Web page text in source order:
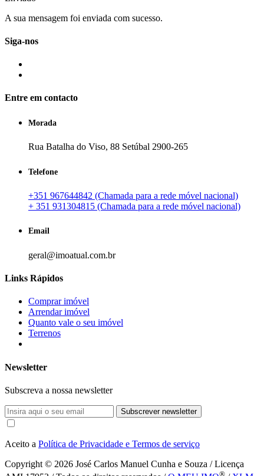
A sua mensagem foi enviada com sucesso.
Siga-nos
Entre em contacto
Morada
Rua Batalha do Viso, 88 Setúbal 2900-265
Telefone
+351 967644842 (Chamada para a rede móvel nacional)
+ 351 931304815 (Chamada para a rede móvel nacional)
Email
geral@imoatual.com.br
Links Rápidos
Comprar imóvel
Arrendar imóvel
Quanto vale o seu imóvel
Terrenos
Newsletter
Subscreva a nossa newsletter
Subscrever newsletter
Aceito a Política de Privacidade e Termos de serviço
Copyright © 2026 José Carlos Manuel Cunha e Souza / Licença
®